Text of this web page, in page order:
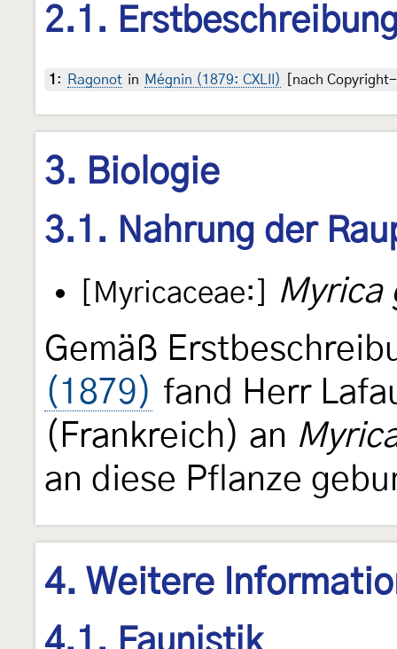
2.1.
1 : Ragonot in Mégnin (1879: CXLII) [nach
3. Biologie
3.1. Nahrung der
[Myricaceae:]
Myrica
Gemäß
(1879) fand Herr
(Frankreich) an
an diese Pflanze
4. Weitere